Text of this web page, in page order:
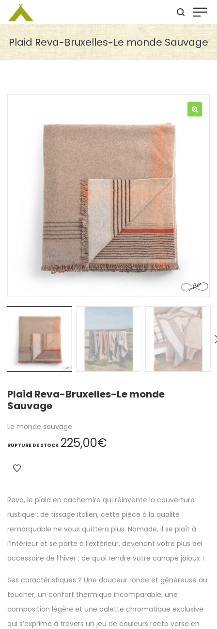
Plaid Reva-Bruxelles-Le monde Sauvage
Plaid Reva-Bruxelles-Le monde
Sauvage
Le monde sauvage
RUPTURE DE STOCK 225,00€
Reva, le plaid en cachemire qui réinvente la couverture
rustique : de tissage italien, cette pièce à la qualité
remarquable ne vous quittera plus. Nomade, il se plaît à
l’intérieur et se porte à l’extérieur, devenant votre plus bel
accessoire de l’hiver : de quoi rendre votre canapé jaloux !
Ses caractéristiques ? Une douceur ronde et généreuse au
toucher, un confort thermique incomparable, une
composition légère et une palette chromatique exclusive
qui s’exprime à travers un jeu de couleurs recto verso en